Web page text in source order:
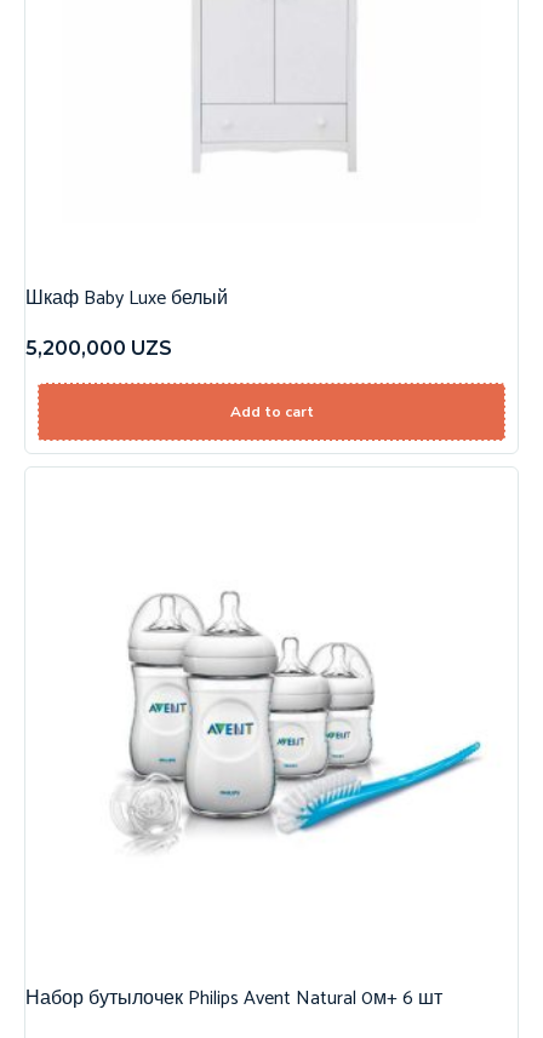
Шкаф Baby Luxe белый
5,200,000 UZS
Add to cart
Набор бутылочек Philips Avent Natural 0м+ 6 шт